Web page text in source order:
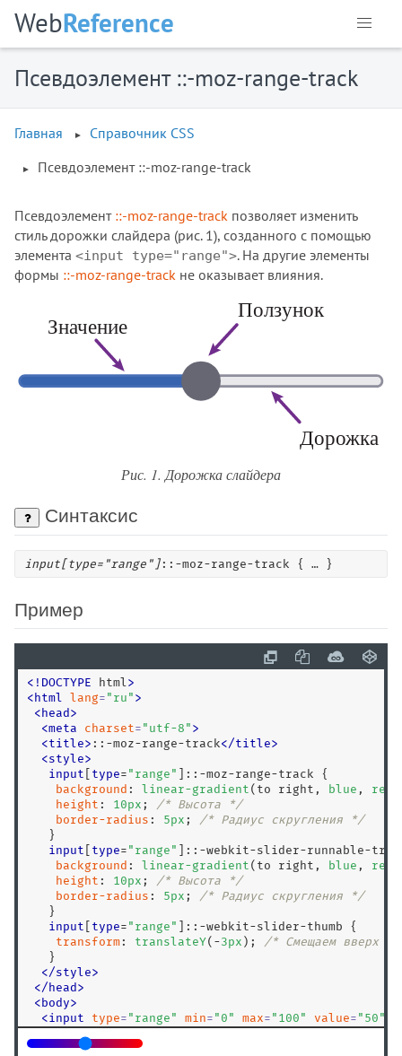
WebReference
Псевдоэлемент ::-moz-range-track
Главная
Справочник CSS
Псевдоэлемент ::-moz-range-track
Псевдоэлемент ::-moz-range-track позволяет изменить
стиль дорожки слайдера (рис. 1), созданного с помощью
элемента <input type="range">. На другие элементы
формы ::-moz-range-track не оказывает влияния.
Рис. 1. Дорожка слайдера
Синтаксис
input[type="range"] ::-moz-range-track { … }
Пример
< ! DOCTYPE html >
<html lang= " ru " >
<head>
<meta charset= " utf-8 " >
<title> ::-moz-range-track</title>
<style>
input [ type= "range" ]: :-moz-range-track {
background : linear-gradient (to right, blue , red
height : 10px ;
/* Высота */
border-radius : 5px ;
/* Радиус скругления */
   }
input [ type= "range" ]: :-webkit-slider-runnable-
background : linear-gradient (to right, blue , red
height : 10px ;
/* Высота */
border-radius : 5px ;
/* Радиус скругления */
   }
input [ type= "range" ]: :-webkit-slider-thumb {
transform : translateY(-3px );
/* Смещаем вверх */
   }
</style>
</head>
<body>
<input type= " range " min= " 0 " max= " 100 " value= " 50 "
</body>
</html>